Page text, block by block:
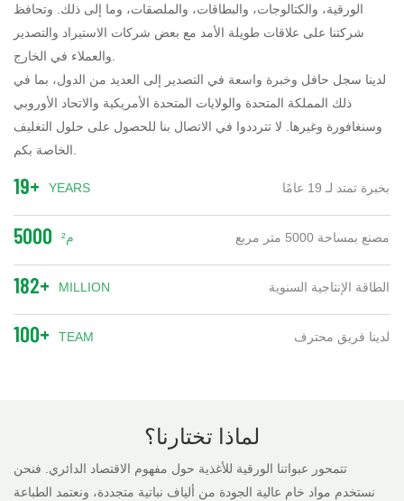
الورقية، والكتالوجات، والبطاقات، والملصقات، وما إلى ذلك. وتحافظ
شركتنا على علاقات طويلة الأمد مع بعض شركات الاستيراد والتصدير
لدينا سجل حافل وخبرة واسعة في التصدير إلى العديد من الدول، بما في
ذلك المملكة المتحدة والولايات المتحدة الأمريكية والاتحاد الأوروبي
وسنغافورة وغيرها. لا تترددوا في الاتصال بنا للحصول على حلول التغليف
19+ YEARS بخبرة تمتد لـ 19 عامًا
5000 م² مصنع بمساحة 5000 متر مربع
182+ MILLION الطاقة الإنتاجية السنوية
100+ TEAM لدينا فريق محترف
لماذا تختارنا؟
تتمحور عبواتنا الورقية للأغذية حول مفهوم الاقتصاد الدائري. فنحن
نستخدم مواد خام عالية الجودة من ألياف نباتية متجددة، ونعتمد الطباعة